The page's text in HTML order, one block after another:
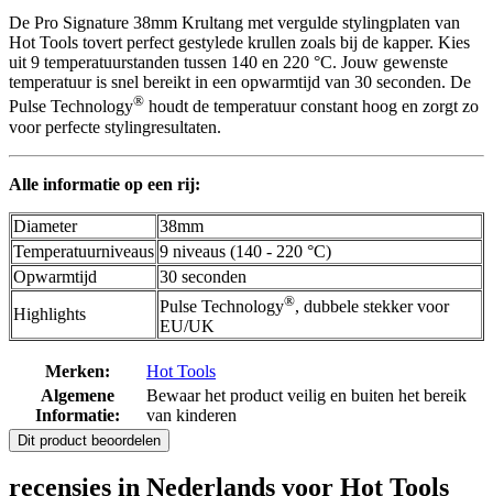
De Pro Signature 38mm Krultang met vergulde stylingplaten van
Hot Tools tovert perfect gestylede krullen zoals bij de kapper. Kies
uit 9 temperatuurstanden tussen 140 en 220 °C. Jouw gewenste
temperatuur is snel bereikt in een opwarmtijd van 30 seconden. De
Pulse Technology® houdt de temperatuur constant hoog en zorgt zo
voor perfecte stylingresultaten.
Alle informatie op een rij:
Diameter
38mm
Temperatuurniveaus 9 niveaus (140 - 220 °C)
Opwarmtijd
30 seconden
Highlights
Pulse Technology®, dubbele stekker voor
EU/UK
Merken:
Hot Tools
Algemene
Informatie:
Bewaar het product veilig en buiten het bereik
van kinderen
Dit product beoordelen
recensies in Nederlands voor Hot Tools